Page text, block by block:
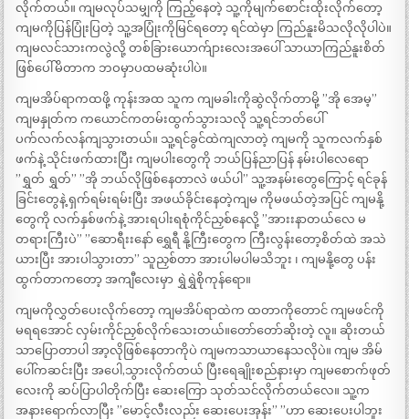
လိုက်တယ်။ ကျမလုပ်သမျှကို ကြည့်နေတဲ့ သူ့ကိုမျက်စောင်းထိုးလိုက်တော့
ကျမကိုပြန်ပြုံးပြတဲ့ သူ့အပြုံးကိုမြင်ရတော့ ရင်ထဲမှာ ကြည်နူးမိသလိုလိုပါပဲ။
ကျမလင်သားကလွဲလို့ တစ်ခြားယောက်ျားလေးအပေါ် သာယာကြည်နူးစိတ်
ဖြစ်ပေါ်မိတာက ဘဝမှာပထမဆုံးပါပဲ။
ကျမအိပ်ရာကထဖို့ ကုန်းအထ သူက ကျမခါးကိုဆွဲလိုက်တာမို့ ”အို အေမ့”
ကျမနှုတ်က ကယောင်ကတမ်းထွက်သွားသလို သူ့ရင်ဘတ်ပေါ်
ပက်လက်လန်ကျသွားတယ်။ သူ့ရင်ခွင်ထဲကျလာတဲ့ ကျမကို သူကလက်နှစ်
ဖက်နဲ့ သိုင်းဖက်ထားပြီး ကျမပါးတွေကို ဘယ်ပြန်ညာပြန် နမ်းပါလေရော
”ရွှတ် ရွှတ်” ”အို ဘယ်လိုဖြစ်နေတာလဲ ဖယ်ပါ” သူ့အနမ်းတွေကြောင့် ရင်ခုန်
ခြင်းတွေနဲ့ ရှက်ရမ်းရမ်းပြီး အဖယ်ခိုင်းနေတဲ့ကျမ ကိုမဖယ်တဲ့အပြင် ကျမနို့
တွေကို လက်နှစ်ဖက်နဲ့ အားရပါးရစုံကိုင်ညှစ်နေလို့ ”အားးနာတယ်လေ မ
တရားကြီးပဲ” ”ဆောရီးးနော် ရွှေရီ နို့ကြီးတွေက ကြီးလွန်းတော့စိတ်ထဲ အသဲ
ယားပြီး အားပါသွားတာ” သူညှစ်တာ အားပါမပါမသိဘူး ၊ ကျမနို့တွေ ပန်း
ထွက်တာကတော့ အကျီလေးမှာ ရွှဲရွှဲစိုကုန်ရော။
ကျမကိုလွှတ်ပေးလိုက်တော့ ကျမအိပ်ရာထဲက ထတာကိုတောင် ကျမဖင်ကို
မရရအောင် လှမ်းကိုင်ညှစ်လိုက်သေးတယ်။တော်တော်ဆိုးတဲ့ လူ။ ဆိုးတယ်
သာပြောတာပါ အာ့လိုဖြစ်နေတာကိုပဲ ကျမကသာယာနေသလိုပဲ။ ကျမ အိမ်
ပေါ်ကဆင်းပြီး အပေါ,သွားလိုက်တယ် ပြီးရေချိုးစည်နားမှာ ကျမစောက်ဖုတ်
လေးကို ဆပ်ပြာပါတိုက်ပြီး ဆေးကြော သုတ်သင်လိုက်တယ်လေ။ သူ့က
အနားရောက်လာပြီး ”မောင့်လီးလည်း ဆေးပေးအုန်း” ”ဟာ ဆေးပေးပါဘူး